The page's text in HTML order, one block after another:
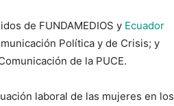
de FUNDAMEDIOS y Ecuador
Política y de Crisis; y
de la PUCE.
laboral de las mujeres en los